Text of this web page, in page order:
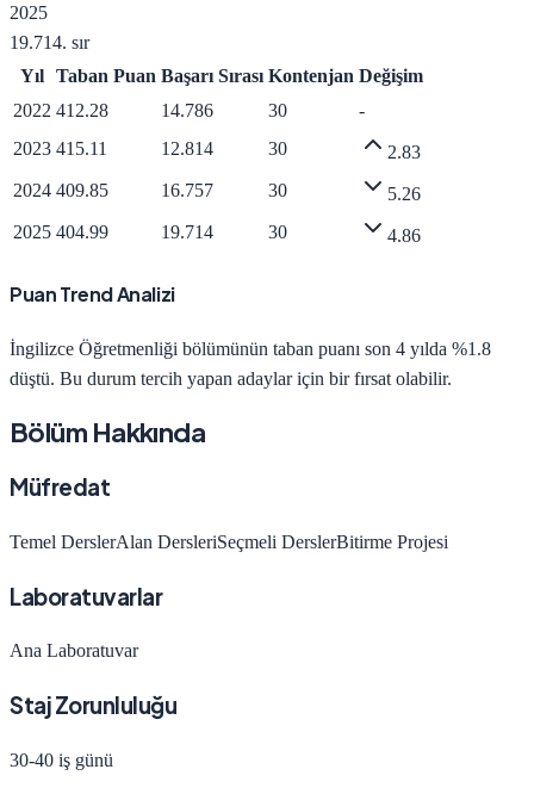
2025
19.714. sır
Yıl Taban Puan Başarı Sırası Kontenjan Değişim
2022 412.28 14.786 30
-
2023 415.11 12.814 30
2.83
2024 409.85 16.757 30
5.26
2025 404.99 19.714 30 4.86
Puan Trend Analizi
İngilizce Öğretmenliği bölümünün taban puanı son 4 yılda %1.8
düştü. Bu durum tercih yapan adaylar için bir fırsat olabilir.
Bölüm Hakkında
Müfredat
Temel DerslerAlan DersleriSeçmeli DerslerBitirme Projesi
Laboratuvarlar
Ana Laboratuvar
Staj Zorunluluğu
30-40 iş günü